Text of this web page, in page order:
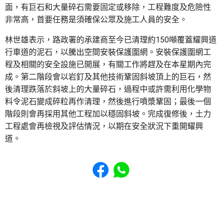
面，有巨石和大量碎石需要固定或移除，工程難度及危險性
非常高，首要任務是須確保公眾及施工人員的安全。
林世雄表示，路政署的承建商至今已清理約150噸覆蓋耀興道
行車道的泥石，以騰出空間安裝保護圍網。安裝保護圍網工
程及相關的安全設施已開展，有關工作將趕及在本星期內完
成。第二階段會以岩釘及其他技術鞏固斜坡頂上的巨石，然
後清理跌落於斜坡上的大量碎石，過程中或許需利用化學物
料令泥石變成碎粒再作清理，然後進行噴漿鞏固；最後一個
階段則會再採用其他工程加以穩固斜坡。完成復修後，土力
工程處會再檢視及評估情況，以期在安全狀況下重開耀興
道。
Share to Facebook
Share to WhatsApp